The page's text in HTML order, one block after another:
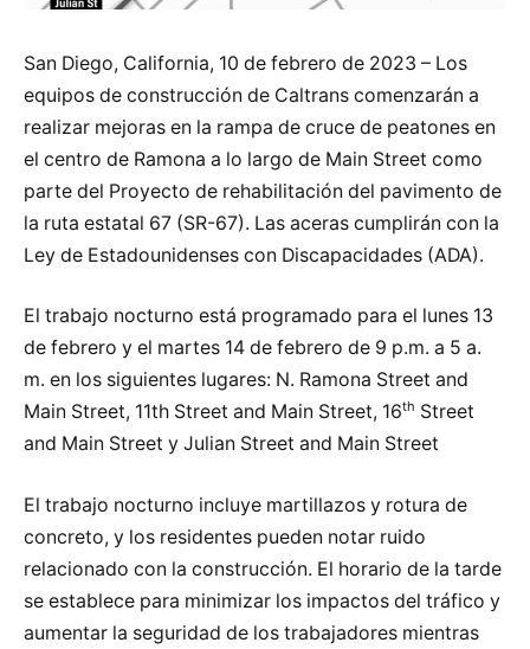
San Diego, California, 10 de febrero de 2023 – Los
equipos de construcción de Caltrans comenzarán a
realizar mejoras en la rampa de cruce de peatones en
el centro de Ramona a lo largo de Main Street como
parte del Proyecto de rehabilitación del pavimento de
la ruta estatal 67 (SR-67). Las aceras cumplirán con la
Ley de Estadounidenses con Discapacidades (ADA).
El trabajo nocturno está programado para el lunes 13
de febrero y el martes 14 de febrero de 9 p.m. a 5 a.
m. en los siguientes lugares: N. Ramona Street and
Main Street, 11th Street and Main Street, 16th Street
and Main Street y Julian Street and Main Street
El trabajo nocturno incluye martillazos y rotura de
concreto, y los residentes pueden notar ruido
relacionado con la construcción. El horario de la tarde
se establece para minimizar los impactos del tráfico y
aumentar la seguridad de los trabajadores mientras